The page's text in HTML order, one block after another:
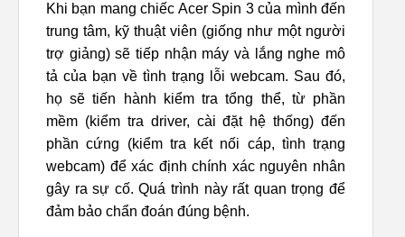
Khi bạn mang chiếc Acer Spin 3 của mình đến
trung tâm, kỹ thuật viên (giống như một người
trợ giảng) sẽ tiếp nhận máy và lắng nghe mô
tả của bạn về tình trạng lỗi webcam. Sau đó,
họ sẽ tiến hành kiểm tra tổng thể, từ phần
mềm (kiểm tra driver, cài đặt hệ thống) đến
phần cứng (kiểm tra kết nối cáp, tình trạng
webcam) để xác định chính xác nguyên nhân
gây ra sự cố. Quá trình này rất quan trọng để
đảm bảo chẩn đoán đúng bệnh.